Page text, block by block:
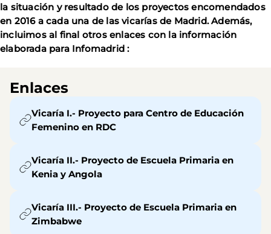
la situación y resultado de los proyectos encomendados
en 2016 a cada una de las vicarías de Madrid. Además,
incluimos al final otros enlaces con la información
elaborada para Infomadrid :
Enlaces
Vicaría I.- Proyecto para Centro de Educación
Femenino en RDC
Vicaría II.- Proyecto de Escuela Primaria en
Kenia y Angola
Vicaría III.- Proyecto de Escuela Primaria en
Zimbabwe